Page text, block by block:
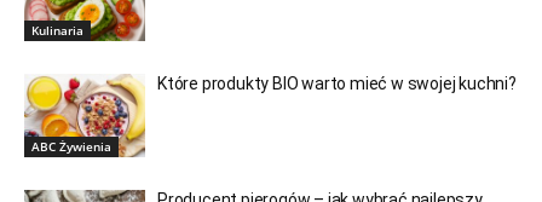
Kulinaria
ABC Żywienia
Które produkty BIO warto mieć w swojej kuchni?